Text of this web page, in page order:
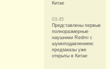
Китае
03:45
Представлены первые
полноразмерные
наушники Redmi с
шумоподавлением:
предзаказы уже
открыты в Китае